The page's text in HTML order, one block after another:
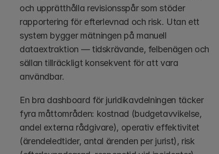
och upprätthålla revisionsspår som stöder
rapportering för efterlevnad och risk. Utan ett
system bygger mätningen på manuell
dataextraktion — tidskrävande, felbenägen och
sällan tillräckligt konsekvent för att vara
användbar.
En bra dashboard för juridikavdelningen täcker
fyra måttområden: kostnad (budgetavvikelse,
andel externa rådgivare), operativ effektivitet
(ärendeledtider, antal ärenden per jurist), risk